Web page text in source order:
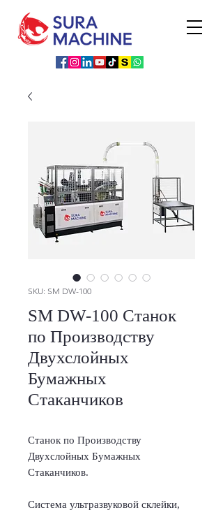
SKU: SM DW-100
SM DW-100 Станок
по Производству
Двухслойных
Бумажных
Стаканчиков
Станок по Производству
Двухслойных Бумажных
Стаканчиков.
Система ультразвуковой склейки,